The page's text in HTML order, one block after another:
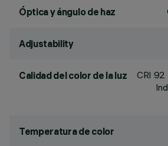
Óptica y ángulo de haz
Adjustability
Calidad del color de la luz CRI 92
Temperatura de color